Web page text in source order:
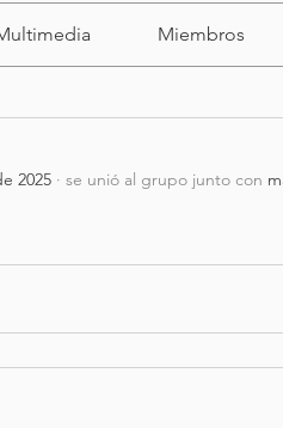
Miembros
2025 · se unió al grupo junto con